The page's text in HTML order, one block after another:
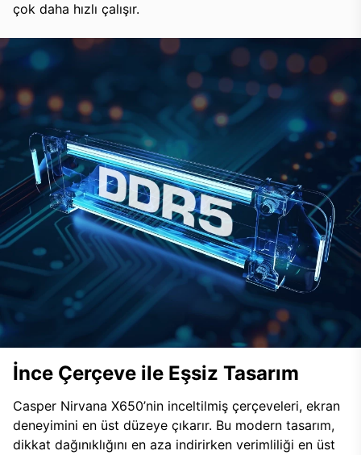
çok daha hızlı çalışır.
İnce Çerçeve ile Eşsiz Tasarım
Casper Nirvana X650’nin inceltilmiş çerçeveleri, ekran
deneyimini en üst düzeye çıkarır. Bu modern tasarım,
dikkat dağınıklığını en aza indirirken verimliliği en üst